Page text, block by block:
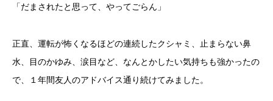
「だまされたと思って、やってごらん」
正直、運転が怖くなるほどの連続したクシャミ、止まらない鼻
水、目のかゆみ、涙目など、なんとかしたい気持ちも強かったの
で、１年間友人のアドバイス通り続けてみました。